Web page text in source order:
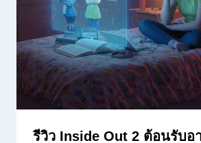
รีวิว Inside Out 2 ต้อนรับ